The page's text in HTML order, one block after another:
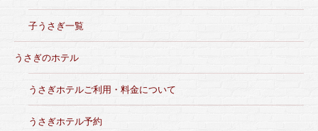
子うさぎ一覧
うさぎのホテル
うさぎホテルご利用・料金について
うさぎホテル予約